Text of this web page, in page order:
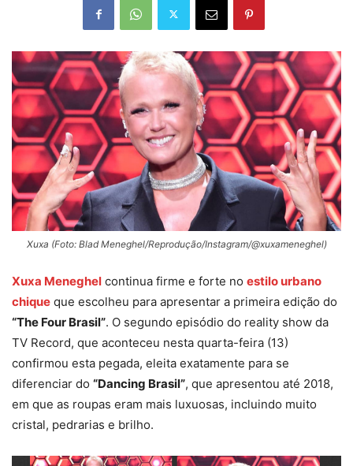
Xuxa (Foto: Blad Meneghel/Reprodução/Instagram/@xuxameneghel)
Xuxa Meneghel continua firme e forte no estilo urbano
chique que escolheu para apresentar a primeira edição do
“The Four Brasil”. O segundo episódio do reality show da
TV Record, que aconteceu nesta quarta-feira (13)
confirmou esta pegada, eleita exatamente para se
diferenciar do “Dancing Brasil”, que apresentou até 2018,
em que as roupas eram mais luxuosas, incluindo muito
cristal, pedrarias e brilho.